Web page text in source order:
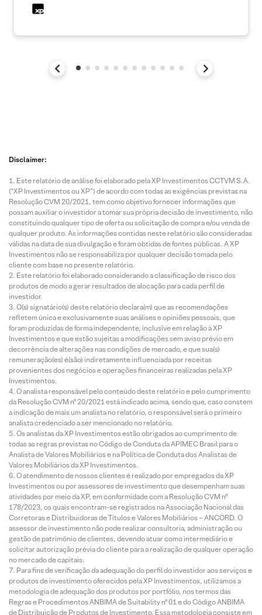
Disclaimer:
Este relatório de análise foi elaborado pela XP Investimentos CCTVM S.A.
(“XP Investimentos ou XP”) de acordo com todas as exigências previstas na
Resolução CVM 20/2021, tem como objetivo fornecer informações que
possam auxiliar o investidor a tomar sua própria decisão de investimento, não
constituindo qualquer tipo de oferta ou solicitação de compra e/ou venda de
qualquer produto. As informações contidas neste relatório são consideradas
válidas na data de sua divulgação e foram obtidas de fontes públicas. A XP
Investimentos não se responsabiliza por qualquer decisão tomada pelo
cliente com base no presente relatório.
Este relatório foi elaborado considerando a classificação de risco dos
produtos de modo a gerar resultados de alocação para cada perfil de
investidor.
O(s) signatário(s) deste relatório declara(m) que as recomendações
refletem única e exclusivamente suas análises e opiniões pessoais, que
foram produzidas de forma independente, inclusive em relação à XP
Investimentos e que estão sujeitas a modificações sem aviso prévio em
decorrência de alterações nas condições de mercado, e que sua(s)
remuneração(es) é(são) indiretamente influenciada por receitas
provenientes dos negócios e operações financeiras realizadas pela XP
Investimentos.
O analista responsável pelo conteúdo deste relatório e pelo cumprimento
da Resolução CVM nº 20/2021 está indicado acima, sendo que, caso constem
a indicação de mais um analista no relatório, o responsável será o primeiro
analista credenciado a ser mencionado no relatório.
Os analistas da XP Investimentos estão obrigados ao cumprimento de
todas as regras previstas no Código de Conduta da APIMEC Brasil para o
Analista de Valores Mobiliários e na Política de Conduta dos Analistas de
Valores Mobiliários da XP Investimentos.
O atendimento de nossos clientes é realizado por empregados da XP
Investimentos ou por assessores de investimento que desempenham suas
atividades por meio da XP, em conformidade com a Resolução CVM nº
178/2023, os quais encontram-se registrados na Associação Nacional das
Corretoras e Distribuidoras de Títulos e Valores Mobiliários – ANCORD. O
assessor de investimento não pode realizar consultoria, administração ou
gestão de patrimônio de clientes, devendo atuar como intermediário e
solicitar autorização prévia do cliente para a realização de qualquer operação
no mercado de capitais.
Para fins de verificação da adequação do perfil do investidor aos serviços e
produtos de investimento oferecidos pela XP Investimentos, utilizamos a
metodologia de adequação dos produtos por portfólio, nos termos das
Regras e Procedimentos ANBIMA de Suitability nº 01 e do Código ANBIMA
de Distribuição de Produtos de Investimento. Essa metodologia consiste em